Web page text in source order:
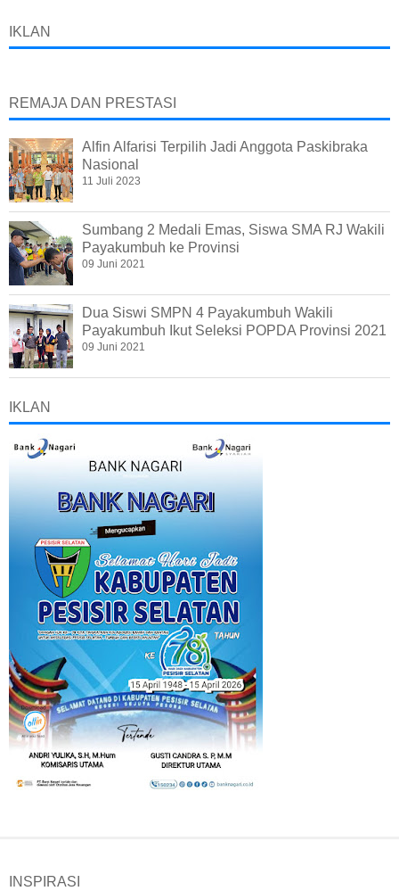
IKLAN
REMAJA DAN PRESTASI
Alfin Alfarisi Terpilih Jadi Anggota Paskibraka
Nasional
11 Juli 2023
Sumbang 2 Medali Emas, Siswa SMA RJ Wakili
Payakumbuh ke Provinsi
09 Juni 2021
Dua Siswi SMPN 4 Payakumbuh Wakili
Payakumbuh Ikut Seleksi POPDA Provinsi 2021
09 Juni 2021
IKLAN
INSPIRASI